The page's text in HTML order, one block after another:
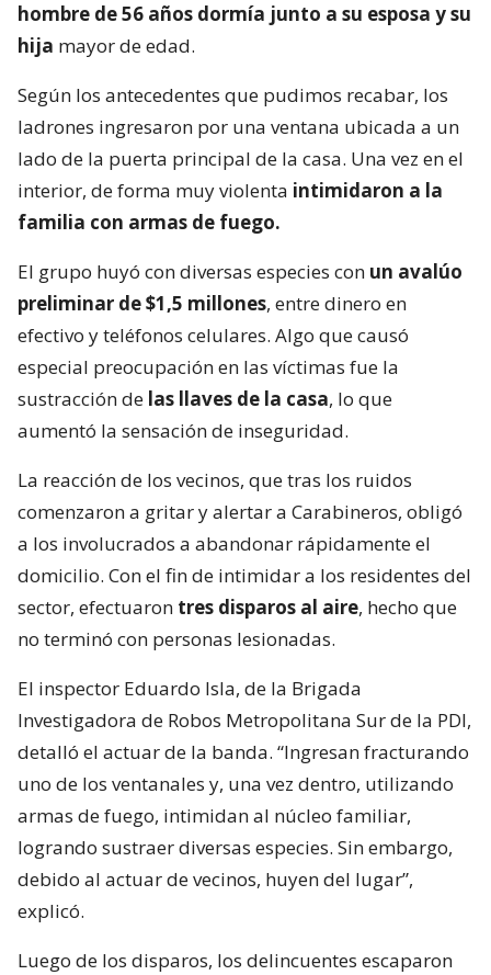
hombre de 56 años dormía junto a su esposa y su
hija mayor de edad.
Según los antecedentes que pudimos recabar, los
ladrones ingresaron por una ventana ubicada a un
lado de la puerta principal de la casa. Una vez en el
interior, de forma muy violenta intimidaron a la
familia con armas de fuego.
El grupo huyó con diversas especies con un avalúo
preliminar de $1,5 millones, entre dinero en
efectivo y teléfonos celulares. Algo que causó
especial preocupación en las víctimas fue la
sustracción de las llaves de la casa, lo que
aumentó la sensación de inseguridad.
La reacción de los vecinos, que tras los ruidos
comenzaron a gritar y alertar a Carabineros, obligó
a los involucrados a abandonar rápidamente el
domicilio. Con el fin de intimidar a los residentes del
sector, efectuaron tres disparos al aire, hecho que
no terminó con personas lesionadas.
El inspector Eduardo Isla, de la Brigada
Investigadora de Robos Metropolitana Sur de la PDI,
detalló el actuar de la banda. “Ingresan fracturando
uno de los ventanales y, una vez dentro, utilizando
armas de fuego, intimidan al núcleo familiar,
logrando sustraer diversas especies. Sin embargo,
debido al actuar de vecinos, huyen del lugar”,
explicó.
Luego de los disparos, los delincuentes escaparon